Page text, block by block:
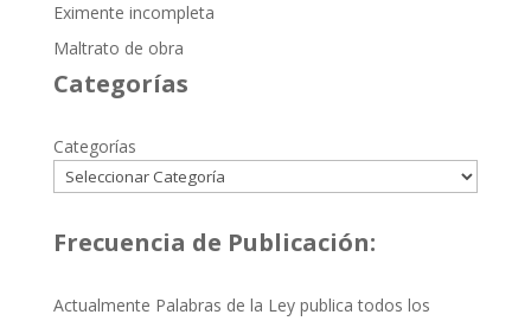
Eximente incompleta
Maltrato de obra
Categorías
Categorías
Frecuencia de Publicación:
Actualmente Palabras de la Ley publica todos los